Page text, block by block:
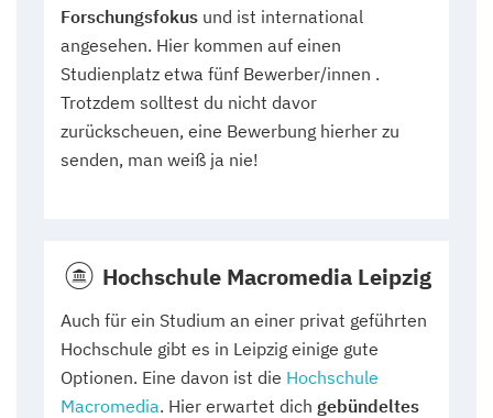
Forschungsfokus und ist international
angesehen. Hier kommen auf einen
Studienplatz etwa fünf Bewerber/innen .
Trotzdem solltest du nicht davor
zurückscheuen, eine Bewerbung hierher zu
senden, man weiß ja nie!
Hochschule Macromedia Leipzig
Auch für ein Studium an einer privat geführten
Hochschule gibt es in Leipzig einige gute
Optionen. Eine davon ist die Hochschule
Macromedia. Hier erwartet dich gebündeltes